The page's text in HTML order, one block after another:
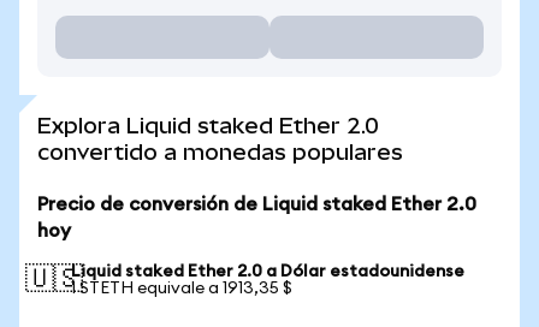
Explora Liquid staked Ether 2.0
convertido a monedas populares
Precio de conversión de Liquid staked Ether 2.0
hoy
🇺🇸Liquid staked Ether 2.0 a Dólar estadounidense
1 STETH equivale a 1913,35 $